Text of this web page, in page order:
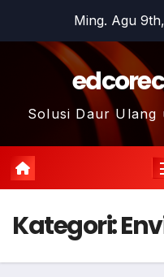
Ming. Agu
Solusi Daur Ulang
Kategori: